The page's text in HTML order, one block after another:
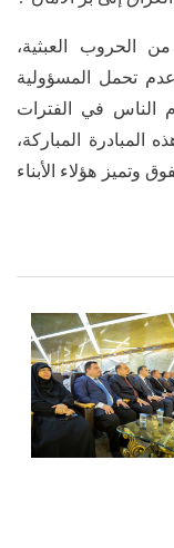
الحروب العبثية،
تحمل المسؤولية
الناس في الفترات
المبادرة المباركة،
وتميز هؤلاء الأبناء